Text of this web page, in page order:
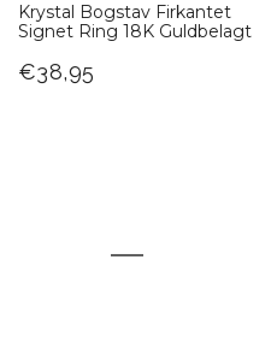
Krystal Bogstav Firkantet
Signet Ring 18K Guldbelagt
€38,95